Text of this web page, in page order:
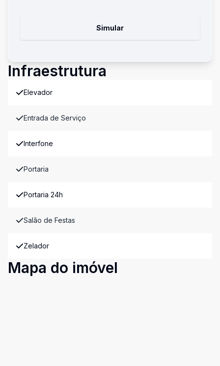
Simular
Infraestrutura
Elevador
Entrada de Serviço
Interfone
Portaria
Portaria 24h
Salão de Festas
Zelador
Mapa do imóvel